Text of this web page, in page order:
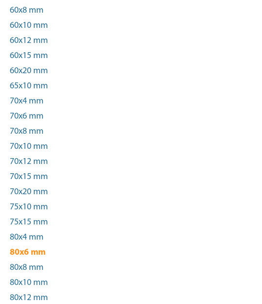
60x8 mm
60x10 mm
60x12 mm
60x15 mm
60x20 mm
65x10 mm
70x4 mm
70x6 mm
70x8 mm
70x10 mm
70x12 mm
70x15 mm
70x20 mm
75x10 mm
75x15 mm
80x4 mm
80x6 mm
80x8 mm
80x10 mm
80x12 mm